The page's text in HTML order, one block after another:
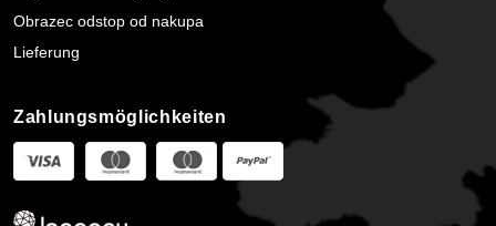
Obrazec odstop od nakupa
Lieferung
Zahlungsmöglichkeiten